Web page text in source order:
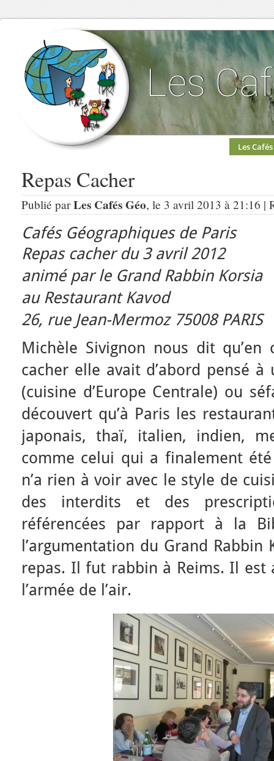
Les Cafés
Repas Cacher
Publié parLes Cafés Géo, le 3 avril 2013 à 21:16 |
Cafés Géographiques de Paris
Repas cacher du 3 avril 2012
animé par le Grand Rabbin Korsia
au Restaurant Kavod
26, rue Jean-Mermoz 75008 PARIS
Michèle Sivignon nous dit qu’en
cacher elle avait d’abord pensé à
(cuisine d’Europe Centrale) ou
découvert qu’à Paris les
japonais, thaï, italien, indien,
comme celui qui a finalement
n’a rien à voir avec le style de
des interdits et des
référencées par rapport à la
l’argumentation du Grand
repas. Il fut rabbin à Reims. Il est
l’armée de l’air.